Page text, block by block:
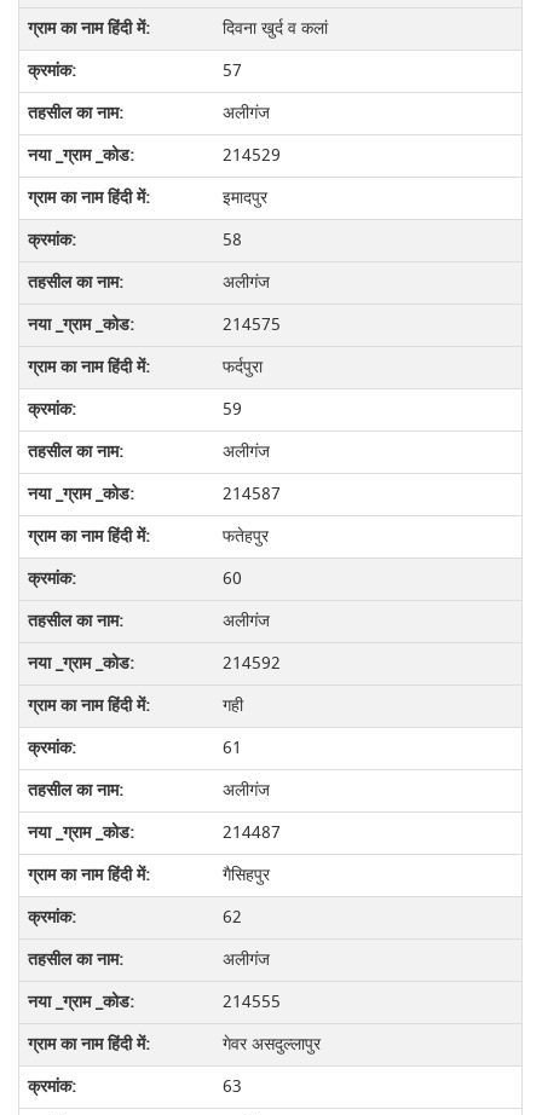
दिवना खुर्द व कलां
57
अलीगंज
214529
इमादपुर
58
अलीगंज
214575
फर्दपुरा
59
अलीगंज
214587
फतेहपुर
60
अलीगंज
214592
गही
61
अलीगंज
214487
गैसिहपुर
62
अलीगंज
214555
गेवर असदुल्लापुर
63